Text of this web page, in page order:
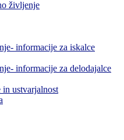
življenje
informacije za iskalce
informacije za delodajalce
ustvarjalnost